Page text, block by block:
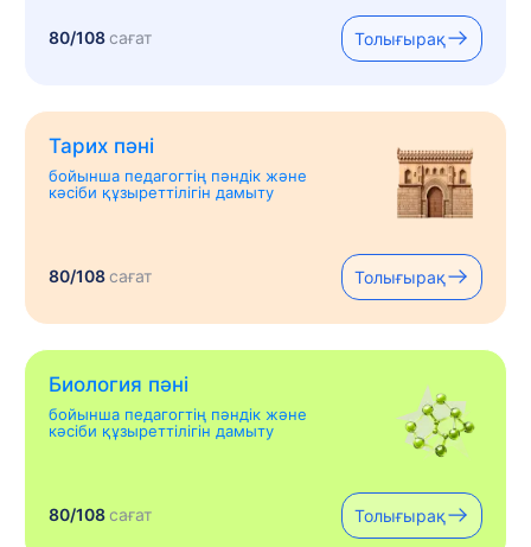
80/108сағат Толығырақ
Тарих пәні
бойынша педагогтің пәндік және
кәсіби құзыреттілігін дамыту
80/108сағат Толығырақ
Биология пәні
бойынша педагогтің пәндік және
кәсіби құзыреттілігін дамыту
80/108сағат Толығырақ